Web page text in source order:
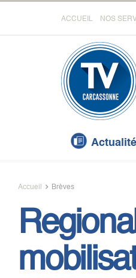
ACCUEIL NOS
Accueil Brèves